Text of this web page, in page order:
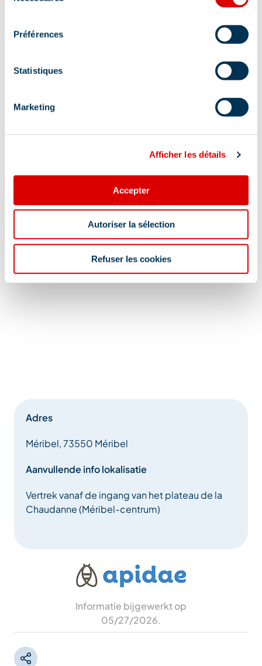
Préférences
Statistiques
Marketing
Afficher les détails
Accepter
Autoriser la sélection
Refuser les cookies
Toegankelijk via skilift
Lokalisatie
Adres
Méribel, 73550 Méribel
Aanvullende info lokalisatie
Vertrek vanaf de ingang van het plateau de la
Chaudanne (Méribel-centrum)
Informatie bijgewerkt op
05/27/2026.